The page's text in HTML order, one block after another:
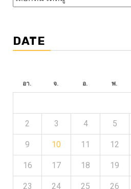
ข่าว
DATE
อา. จ. อ. พ.
2 3 4 5
9 10 11 12
16 17 18 19
23 24 25 26